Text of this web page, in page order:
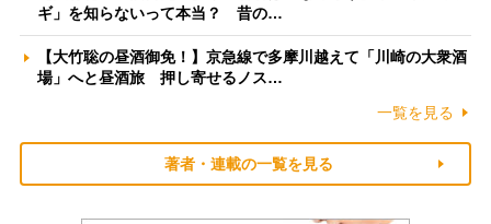
ギ」を知らないって本当？ 昔の…
【大竹聡の昼酒御免！】京急線で多摩川越えて「川崎の大衆酒
場」へと昼酒旅 押し寄せるノス…
一覧を見る
著者・連載の一覧を見る